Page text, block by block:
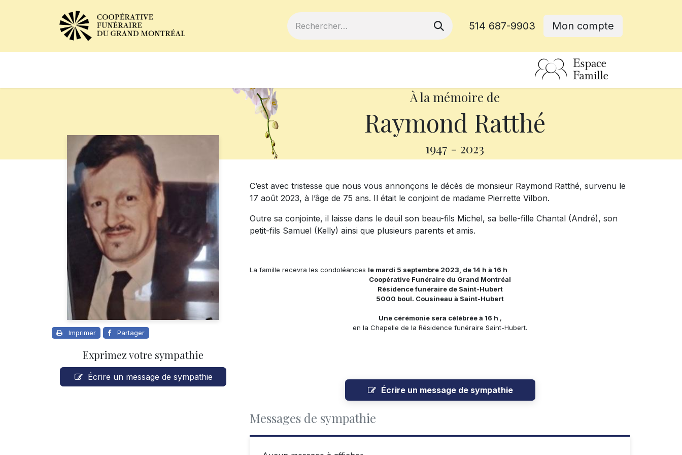
514 687-9903 Mon compte
À la mémoire de
Raymond Ratthé
1947 - 2023
Imprimer Partager
Exprimez votre sympathie
Écrire un message de sympathie
C’est avec tristesse que nous vous annonçons le décès de monsieur Raymond Ratthé, survenu le
17 août 2023, à l’âge de 75 ans. Il était le conjoint de madame Pierrette Vilbon.
Outre sa conjointe, il laisse dans le deuil son beau-fils Michel, sa belle-fille Chantal (André), son
petit-fils Samuel (Kelly) ainsi que plusieurs parents et amis.
La famille recevra les condoléances le mardi 5 septembre 2023, de 14 h à 16 h
Coopérative Funéraire du Grand Montréal
Résidence funéraire de Saint-Hubert
5000 boul. Cousineau à Saint-Hubert
Une cérémonie sera célébrée à 16 h ,
en la Chapelle de la Résidence funéraire Saint-Hubert.
Écrire un message de sympathie
Messages de sympathie